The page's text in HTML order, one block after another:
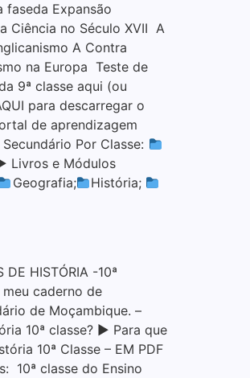
faseda Expansão
Ciência no Século XVII A
A Contra
na Europa Teste de
9ª classe aqui (ou
para descarregar o
de aprendizagem
Por Classe:
Livros e Módulos
Geografia;
História;
DE HISTÓRIA -10ª
caderno de
de Moçambique. –
10ª classe? ▶ Para que
10ª Classe – EM PDF
10ª classe do Ensino